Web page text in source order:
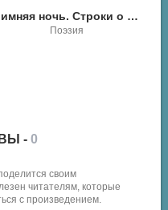
- 0
своим
читателям, которые
с произведением.